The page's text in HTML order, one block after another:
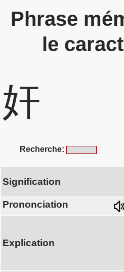
Phrase
le
奸
Recherche:
Signification
Prononciation
Explication